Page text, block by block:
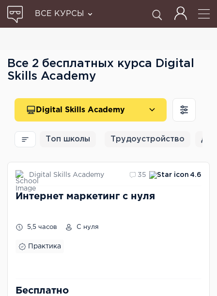
ВСЕ КУРСЫ
Все 2 бесплатных курса Digital
Skills Academy
Digital Skills Academy
Топ школы Трудоустройство
Digital Skills Academy 35 4.6
Интернет маркетинг с нуля
5,5 часов С нуля
Практика
Бесплатно